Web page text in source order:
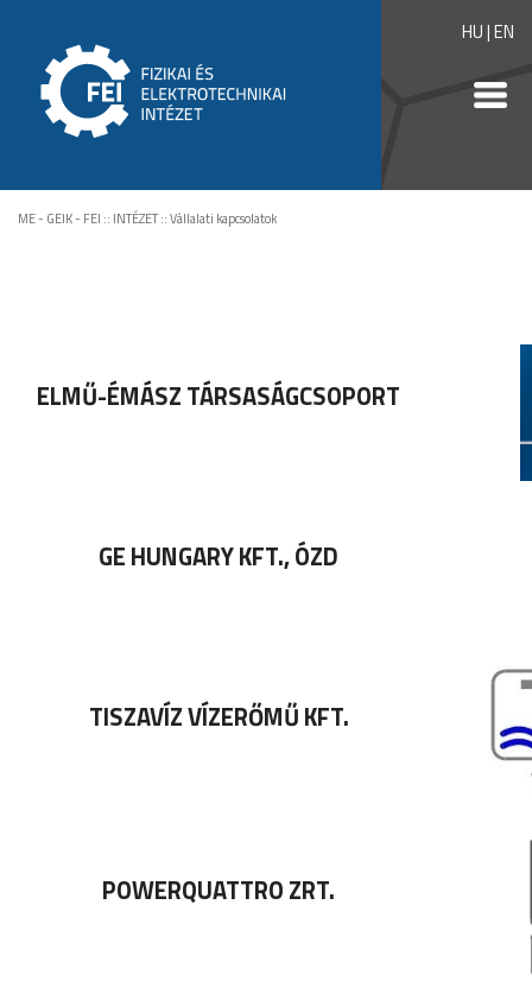
HU|EN
ME - GEIK - FEI :: INTÉZET::Vállalati kapcsolatok
ELMŰ-ÉMÁSZ TÁRSASÁGCSOPORT
GE HUNGARY KFT., ÓZD
TISZAVÍZ VÍZERŐMŰ KFT.
POWERQUATTRO ZRT.